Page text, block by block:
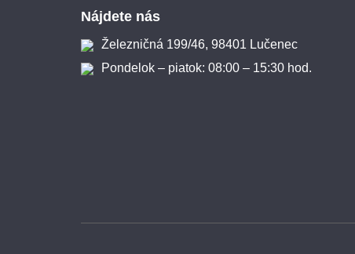
Nájdete nás
Železničná 199/46, 98401 Lučenec
Pondelok – piatok: 08:00 – 15:30 hod.